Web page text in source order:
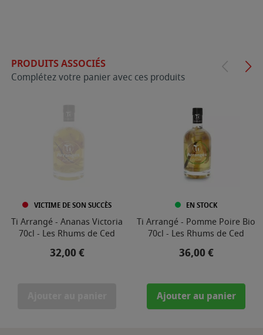
PRODUITS ASSOCIÉS
Complétez votre panier avec ces produits
VICTIME DE SON SUCCÈS
Ti Arrangé - Ananas Victoria
70cl - Les Rhums de Ced
Prix
32,00 €
EN STOCK
Ti Arrangé - Pomme Poire Bio
70cl - Les Rhums de Ced
Prix
36,00 €
Ajouter au panier